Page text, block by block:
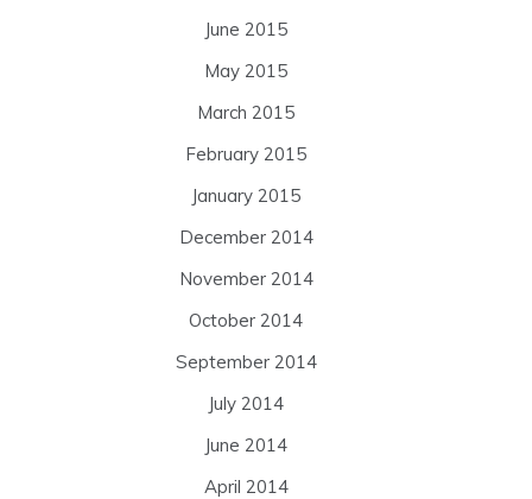
June 2015
May 2015
March 2015
February 2015
January 2015
December 2014
November 2014
October 2014
September 2014
July 2014
June 2014
April 2014